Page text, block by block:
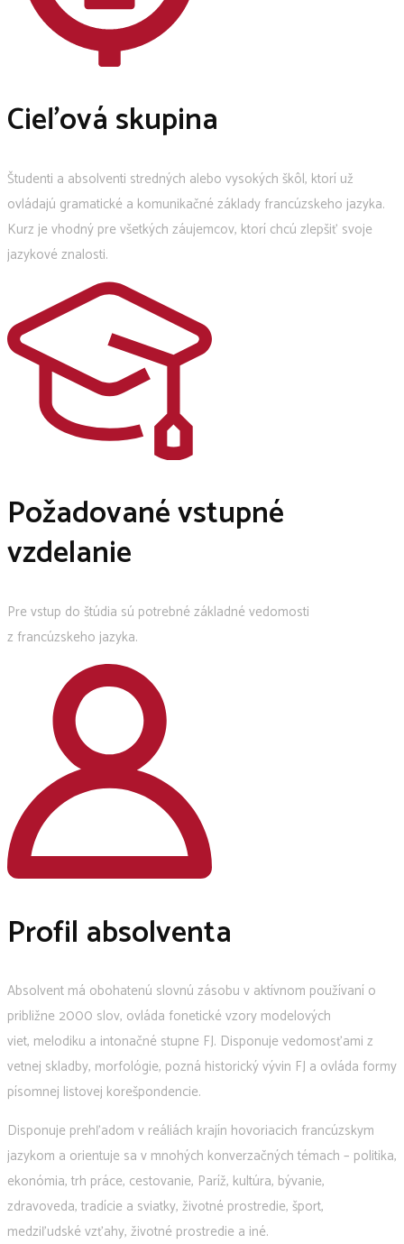
Cieľová skupina
Študenti a absolventi stredných alebo vysokých škôl, ktorí už
ovládajú gramatické a komunikačné základy francúzskeho jazyka.
Kurz je vhodný pre všetkých záujemcov, ktorí chcú zlepšiť svoje
jazykové znalosti.
Požadované vstupné
vzdelanie
Pre vstup do štúdia sú potrebné základné vedomosti
z francúzskeho jazyka.
Profil absolventa
Absolvent má obohatenú slovnú zásobu v aktívnom používaní o
približne 2000 slov, ovláda fonetické vzory modelových
viet, melodiku a intonačné stupne FJ. Disponuje vedomosťami z
vetnej skladby, morfológie, pozná historický vývin FJ a ovláda formy
písomnej listovej korešpondencie.
Disponuje prehľadom v reáliách krajín hovoriacich francúzskym
jazykom a orientuje sa v mnohých konverzačných témach – politika,
ekonómia, trh práce, cestovanie, Paríž, kultúra, bývanie,
zdravoveda, tradície a sviatky, životné prostredie, šport,
medziľudské vzťahy, životné prostredie a iné.